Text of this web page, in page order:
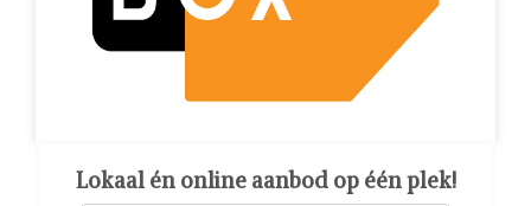
Lokaal én online aanbod op één plek!